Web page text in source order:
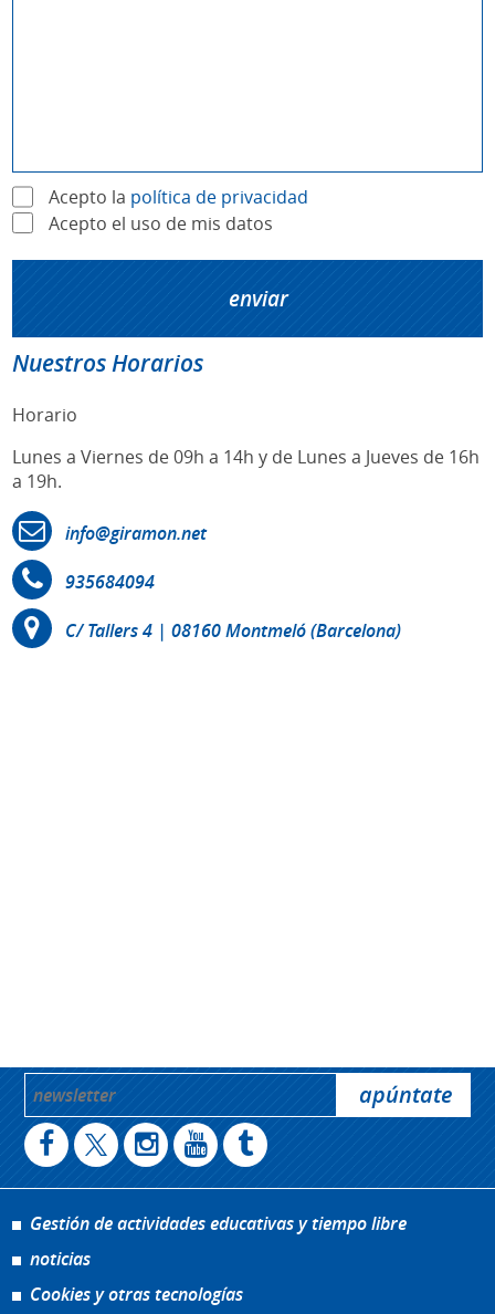
Acepto la política de privacidad
Acepto el uso de mis datos
Nuestros Horarios
Horario
Lunes a Viernes de 09h a 14h y de Lunes a Jueves de 16h
a 19h.
info@giramon.net
935684094
C/ Tallers 4 | 08160 Montmeló (Barcelona)
Gestión de actividades educativas y tiempo libre
noticias
Cookies y otras tecnologías